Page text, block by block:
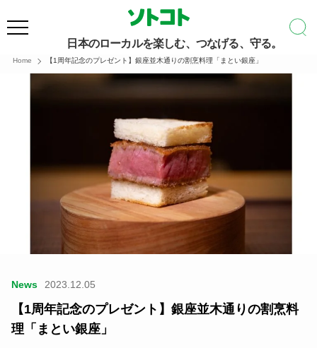
日本のローカルを楽しむ、つなげる、守る。
Home 【1周年記念のプレゼント】銀座並木通りの割烹料理「まとい銀座」
News 2023.12.05
【1周年記念のプレゼント】銀座並木通りの割烹料
理「まとい銀座」